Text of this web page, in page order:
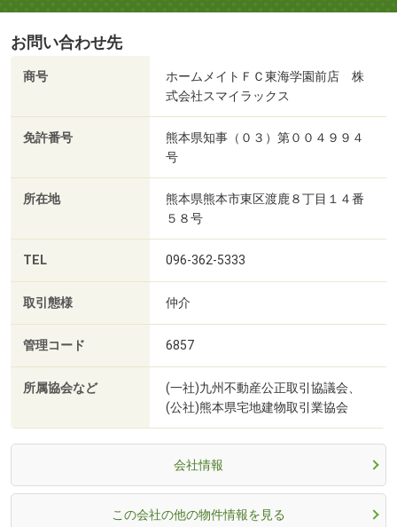
お問い合わせ先
商号
ホームメイトＦＣ東海学園前店 株
式会社スマイラックス
免許番号
熊本県知事（０３）第００４９９４
号
所在地
熊本県熊本市東区渡鹿８丁目１４番
５８号
TEL 096-362-5333
取引態様 仲介
管理コード 6857
所属協会など
(一社)九州不動産公正取引協議会、
(公社)熊本県宅地建物取引業協会
会社情報
この会社の他の物件情報を見る